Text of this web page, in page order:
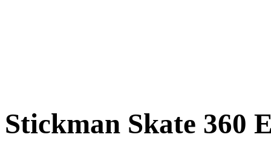
Stickman Skate 360